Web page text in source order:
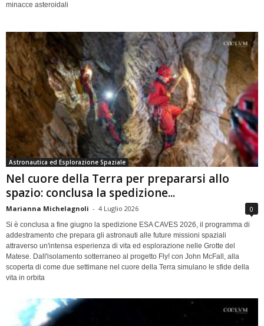
minacce asteroidali
Astronautica ed Esplorazione Spaziale
Nel cuore della Terra per prepararsi allo
spazio: conclusa la spedizione...
Marianna Michelagnoli - 4 Luglio 2026 0
Si è conclusa a fine giugno la spedizione ESA CAVES 2026, il programma di
addestramento che prepara gli astronauti alle future missioni spaziali
attraverso un'intensa esperienza di vita ed esplorazione nelle Grotte del
Matese. Dall'isolamento sotterraneo al progetto Fly! con John McFall, alla
scoperta di come due settimane nel cuore della Terra simulano le sfide della
vita in orbita